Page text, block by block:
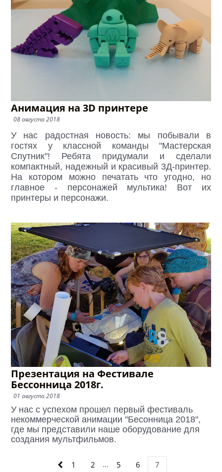
Анимация на 3D принтере
08 августа 2018
У нас радостная новость: мы побывали в
гостях у классной команды "Мастерская
Спутник"! Ребята придумали и сделали
компактный, надежный и красивый 3Д-принтер.
На котором можно печатать что угодно, но
главное - персонажей мультика! Вот их
принтеры и персонажи.
Презентация на Фестивале
Бессонница 2018г.
01 августа 2018
У нас с успехом прошел первый фестиваль
некоммерческой анимации "Бесонница 2018",
где мы представили наше оборудование для
создания мультфильмов.
1 2 ... 5 6 7